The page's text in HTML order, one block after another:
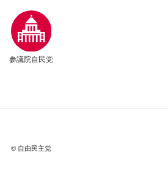
参議院自民党
別ウィンドウリンク
© 自由民主党